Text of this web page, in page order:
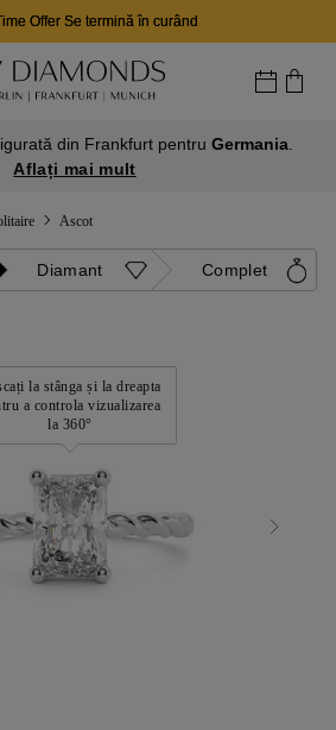
Offer Se termină în curând
din Frankfurt pentru Germania
Aflați mai mult
Ascot
Diamant Complet
la stânga și la dreapta
a controla vizualizarea
la 360°